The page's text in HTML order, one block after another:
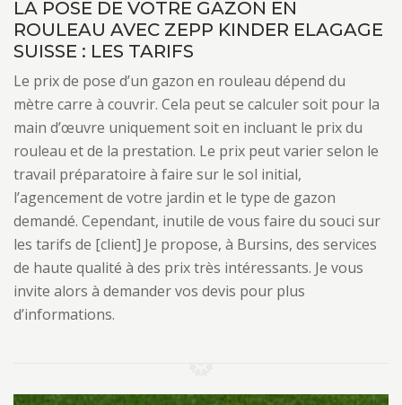
LA POSE DE VOTRE GAZON EN
ROULEAU AVEC ZEPP KINDER ELAGAGE
SUISSE : LES TARIFS
Le prix de pose d’un gazon en rouleau dépend du
mètre carre à couvrir. Cela peut se calculer soit pour la
main d’œuvre uniquement soit en incluant le prix du
rouleau et de la prestation. Le prix peut varier selon le
travail préparatoire à faire sur le sol initial,
l’agencement de votre jardin et le type de gazon
demandé. Cependant, inutile de vous faire du souci sur
les tarifs de [client] Je propose, à Bursins, des services
de haute qualité à des prix très intéressants. Je vous
invite alors à demander vos devis pour plus
d’informations.